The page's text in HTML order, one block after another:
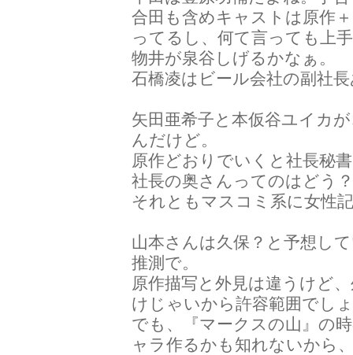
合田も含めキャストは原作
ってるし、何て言っても上
物井が泉谷しげるかなぁ。
石橋凌はビール会社の副社
矢田亜希子と本仮谷ユイカ
んだけど。
原作どおりでいくと社長秘
社長の奥さんってのはどう
それともマスコミ系に女性
山本さんは久保？と予想し
推測で。
原作描写と外見は違うけど
けじゃいから許容範囲でし
でも、『マークスの山』の
ャラ作るかも知れないから